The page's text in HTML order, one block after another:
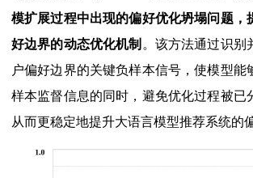
模扩展过程中出现的偏好优化坍塌问题，
好边界的动态优化机制 。该方法通过识别
户偏好边界的关键负样本信号，使模型能
样本监督信息的同时，避免优化过程被已
从而更稳定地提升大语言模型推荐系统的